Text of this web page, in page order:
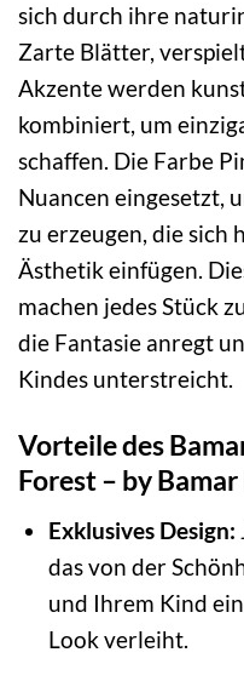
sich durch ihre
Zarte Blätter,
Akzente werden
kombiniert, um
schaffen. Die Farbe
Nuancen eingesetzt,
zu erzeugen, die sich
Ästhetik einfügen.
machen jedes Stück
die Fantasie anregt
Kindes unterstreicht.
Vorteile des
Forest – by
Exklusives Design:
das von der
und Ihrem Kind
Look verleiht.